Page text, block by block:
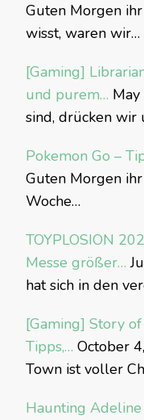
Guten Morgen
wisst, waren wir…
[Gaming]
und purem…
sind, drücken wir
Pokemon Go –
Guten Morgen
Woche…
TOYPLOSION
Messe größer…
hat sich in den
[Gaming] Story of
Tipps,… October
Town ist voller
Haunting Adeline